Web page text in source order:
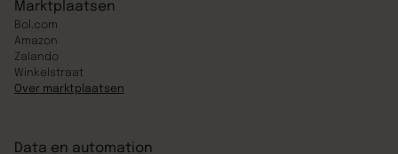
Marktplaatsen
Bol.com
Amazon
Zalando
Winkelstraat
Over marktplaatsen
Data en automation